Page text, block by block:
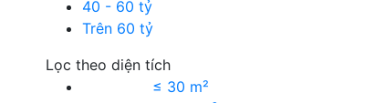
40 - 60 tỷ
Trên 60 tỷ
Lọc theo diện tích
≤ 30 m²